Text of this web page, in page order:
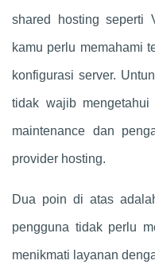
shared hosting seperti
kamu perlu memahami
konfigurasi server.
tidak wajib
maintenance dan
provider hosting.
Dua poin di atas
pengguna tidak perlu
menikmati layanan